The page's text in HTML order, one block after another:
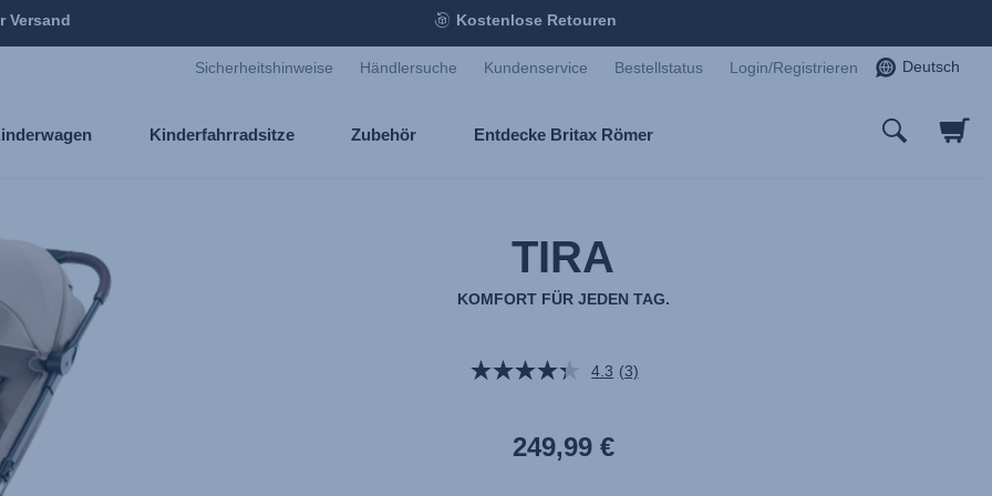
Versand Kostenlose Retouren
Sicherheitshinweise Händlersuche Kundenservice Bestellstatus Login/Registrieren Deutsch
Kinderfahrradsitze Zubehör Entdecke Britax Römer
TIRA
KOMFORT FÜR JEDEN TAG.
4.3 3
(3)
249,99 €